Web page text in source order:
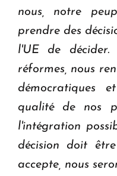
nous, notre
prendre des
l'UE de décider.
réformes, nous
démocratiques
qualité de nos
l'intégration
décision doit
accepte, nous